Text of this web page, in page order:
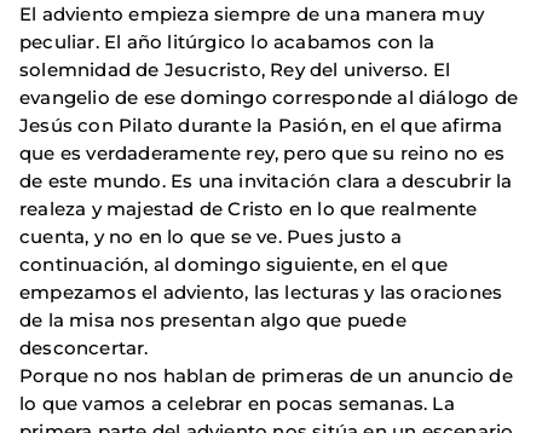
El adviento empieza siempre de una manera muy
peculiar. El año litúrgico lo acabamos con la
solemnidad de Jesucristo, Rey del universo. El
evangelio de ese domingo corresponde al diálogo de
Jesús con Pilato durante la Pasión, en el que afirma
que es verdaderamente rey, pero que su reino no es
de este mundo. Es una invitación clara a descubrir la
realeza y majestad de Cristo en lo que realmente
cuenta, y no en lo que se ve. Pues justo a
continuación, al domingo siguiente, en el que
empezamos el adviento, las lecturas y las oraciones
de la misa nos presentan algo que puede
desconcertar.
Porque no nos hablan de primeras de un anuncio de
lo que vamos a celebrar en pocas semanas. La